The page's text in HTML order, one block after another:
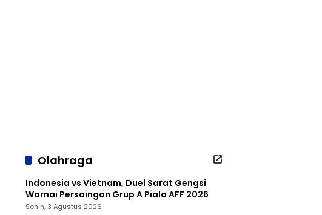
Olahraga
Indonesia vs Vietnam, Duel Sarat Gengsi
Warnai Persaingan Grup A Piala AFF 2026
Senin, 3 Agustus 2026